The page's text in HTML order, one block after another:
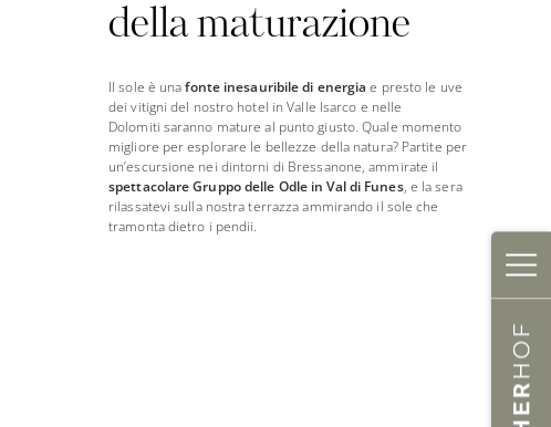
della maturazione
Il sole è unafonte inesauribile di energia e presto le uve
dei vitigni del nostro hotel in Valle Isarco e nelle
Dolomiti saranno mature al punto giusto. Quale momento
migliore per esplorare le bellezze della natura? Partite per
un’escursione nei dintorni di Bressanone, ammirate il
spettacolare Gruppo delle Odle in Val di Funes, e la sera
rilassatevi sulla nostra terrazza ammirando il sole che
tramonta dietro i pendii.